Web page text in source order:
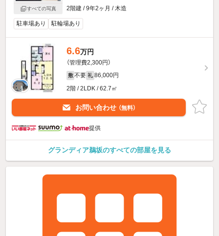
すべての写真 2階建 / 9年2ヶ月 / 木造
駐車場あり 駐輪場あり
6.6万円
（管理費2,300円）
敷 不要 礼 86,000円
2階 / 2LDK / 62.7㎡
お問い合わせ （無料）
提供
グランディア鵜坂のすべての部屋を見る